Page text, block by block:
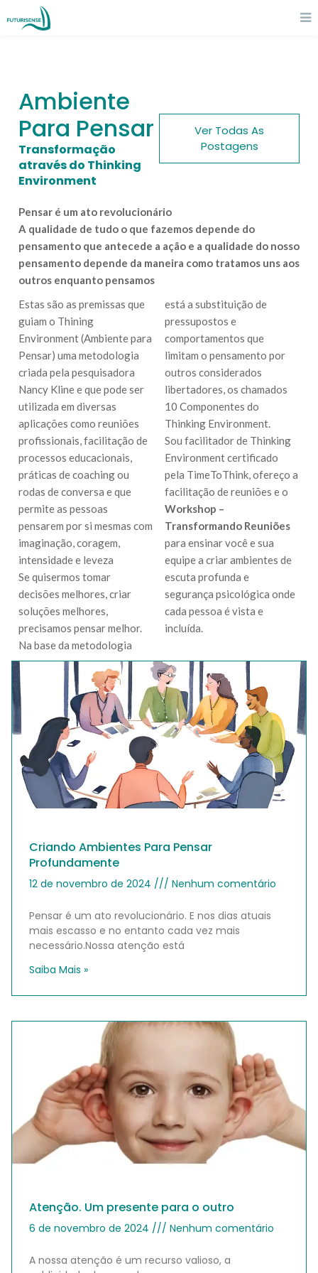
Ambiente
Para Pensar
Transformação
através do Thinking
Environment
Ver Todas As
Postagens
Pensar é um ato revolucionário
A qualidade de tudo o que fazemos depende do
pensamento que antecede a ação e a qualidade do nosso
pensamento depende da maneira como tratamos uns aos
outros enquanto pensamos
Estas são as premissas que
guiam o Thining
Environment (Ambiente para
Pensar) uma metodologia
criada pela pesquisadora
Nancy Kline e que pode ser
utilizada em diversas
aplicações como reuniões
profissionais, facilitação de
processos educacionais,
práticas de coaching ou
rodas de conversa e que
permite as pessoas
pensarem por si mesmas com
imaginação, coragem,
intensidade e leveza
Se quisermos tomar
decisões melhores, criar
soluções melhores,
precisamos pensar melhor.
Na base da metodologia
está a substituição de
pressupostos e
comportamentos que
limitam o pensamento por
outros considerados
libertadores, os chamados
10 Componentes do
Thinking Environment.
Sou facilitador de Thinking
Environment certificado
pela TimeToThink, ofereço a
facilitação de reuniões e o
Workshop –
Transformando Reuniões
para ensinar você e sua
equipe a criar ambientes de
escuta profunda e
segurança psicológica onde
cada pessoa é vista e
incluída.
Criando Ambientes Para Pensar
Profundamente
12 de novembro de 2024 Nenhum comentário
Pensar é um ato revolucionário. E nos dias atuais
mais escasso e no entanto cada vez mais
necessário.Nossa atenção está
Saiba Mais »
Atenção. Um presente para o outro
6 de novembro de 2024 Nenhum comentário
A nossa atenção é um recurso valioso, a